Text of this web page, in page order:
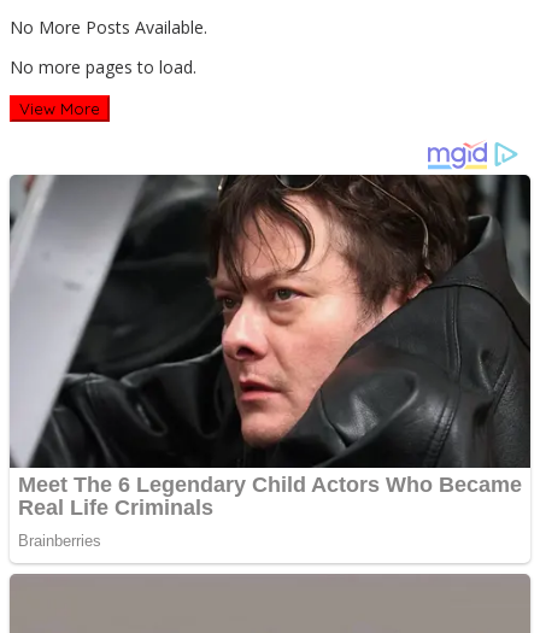
No More Posts Available.
No more pages to load.
View More